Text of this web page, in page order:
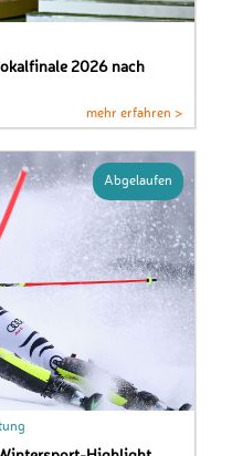
2026 nach
mehr erfahren >
Abgelaufen